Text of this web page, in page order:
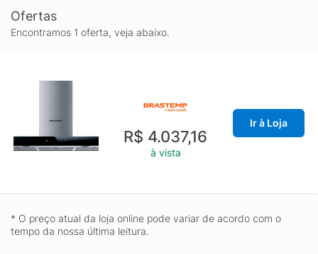
mais confortável ao cozinhar e elevando o padrão do seu
espaço. Ideal para quem pesquisa por coifa de parede 90 cm
Ofertas
Encontramos 1 oferta, veja abaixo.
R$ 4.037,16
à vista
Ir à Loja
* O preço atual da loja online pode variar de acordo com o
tempo da nossa última leitura.